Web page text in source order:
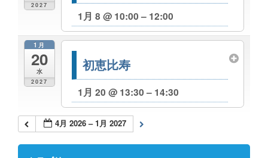
2027
1月 8 @ 10:00 – 12:00
1月
20
水
2027
初恵比寿
1月 20 @ 13:30 – 14:30
4月 2026 – 1月 2027